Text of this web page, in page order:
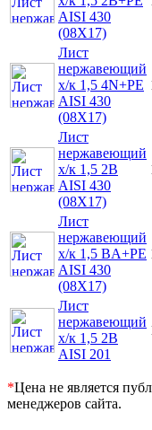
AISI 430
(08Х17)
Лист
нержавеющий
х/к 1,5 4N+PE
AISI 430
(08Х17)
Лист
нержавеющий
х/к 1,5 2B
AISI 430
(08Х17)
Лист
нержавеющий
х/к 1,5 BA+PE
AISI 430
(08Х17)
Лист
нержавеющий
х/к 1,5 2B
AISI 201
*Цена не является
менеджеров сайта.